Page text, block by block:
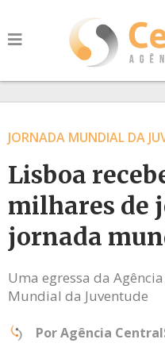
JORNADA MUNDIAL DA
Lisboa
milhares de
jornada
Uma egressa da
Mundial da Juventude
PorAgência